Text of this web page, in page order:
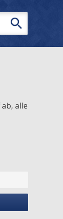
search
alle